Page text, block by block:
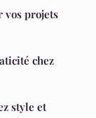
vos projets
chez
style et